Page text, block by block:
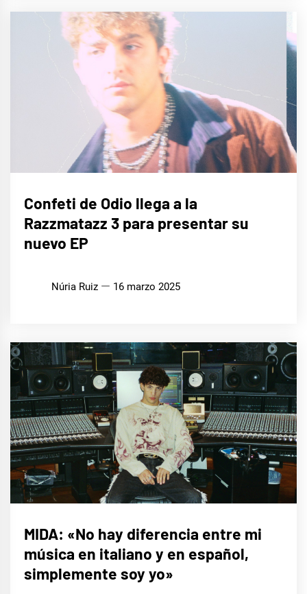
Confeti de Odio llega a la
Razzmatazz 3 para presentar su
nuevo EP
Núria Ruiz 16 marzo 2025
MÚSICA
MIDA: «No hay diferencia entre mi
música en italiano y en español,
simplemente soy yo»